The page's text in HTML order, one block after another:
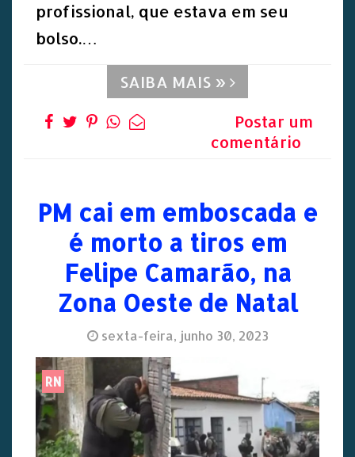
profissional, que estava em seu
bolso.…
SAIBA MAIS »
Postar um
comentário
PM cai em emboscada e
é morto a tiros em
Felipe Camarão, na
Zona Oeste de Natal
sexta-feira, junho 30, 2023
RN